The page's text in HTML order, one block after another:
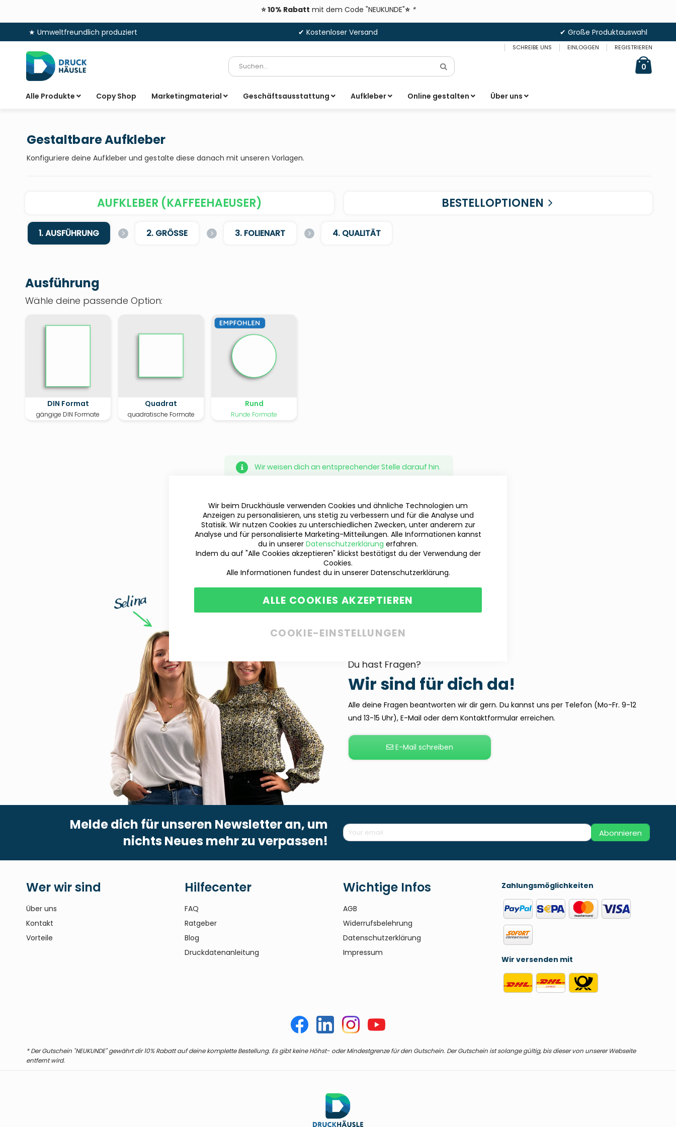
⭐ 10% Rabatt mit dem Code "NEUKUNDE"⭐ *
★ Umweltfreundlich produziert ✔ Kostenloser Versand
✔ Große Produktauswahl
Inhalt
springen
SCHREIBE UNS EINLOGGEN REGISTRIEREN
0items
Suche
Alle Produkte Copy Shop Marketingmaterial Geschäftsausstattung Aufkleber Online gestalten Über uns
Gestaltbare Aufkleber
Konfiguriere deine Aufkleber und gestalte diese danach mit unseren Vorlagen.
AUFKLEBER (KAFFEEHAEUSER) BESTELLOPTIONEN
1. AUSFÜHRUNG 2. GRÖSSE 3. FOLIENART 4. QUALITÄT
Ausführung
Wähle deine passende Option:
DIN Format
gängige DIN Formate
Quadrat
quadratische Formate
Rund
Runde Formate
Wir weisen dich an entsprechender Stelle darauf hin.
Du hast Fragen?
Wir sind für dich da!
Alle deine Fragen beantworten wir dir gern. Du kannst uns per Telefon (Mo-Fr. 9-12
und 13-15 Uhr), E-Mail oder dem Kontaktformular erreichen.
E-Mail schreiben
Melde dich für unseren Newsletter an, um
nichts Neues mehr zu verpassen!
Abonnieren
Wer wir sind
Über uns
Kontakt
Vorteile
Hilfecenter
FAQ
Ratgeber
Blog
Druckdatenanleitung
Wichtige Infos
AGB
Widerrufsbelehrung
Datenschutzerklärung
Impressum
Zahlungsmöglichkeiten
Wir versenden mit
* Der Gutschein "NEUKUNDE" gewährt dir 10% Rabatt auf deine komplette Bestellung. Es gibt keine Höhst- oder Mindestgrenze für den Gutschein. Der Gutschein ist solange gültig, bis dieser von unserer Webseite
entfernt wird.
Wir beim Druckhäusle verwenden Cookies und ähnliche Technologien um
Anzeigen zu personalisieren, uns stetig zu verbessern und für die Analyse und
Statisik. Wir nutzen Cookies zu unterschiedlichen Zwecken, unter anderem zur
Analyse und für personalisierte Marketing-Mitteilungen. Alle Informationen kannst
du in unserer Datenschutzerklärung erfahren.
Indem du auf "Alle Cookies akzeptieren" klickst bestätigst du der Verwendung der
Cookies.
Alle Informationen fundest du in unserer Datenschutzerklärung.
ALLE COOKIES AKZEPTIEREN
COOKIE-EINSTELLUNGEN